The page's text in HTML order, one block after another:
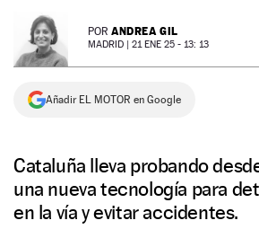
SÍGUENOS
POR ANDREA GIL
MADRID | 21 ENE 25 - 13: 13
Añadir EL MOTOR en Google
Cataluña lleva probando
una nueva tecnología para
en la vía y evitar accidentes.